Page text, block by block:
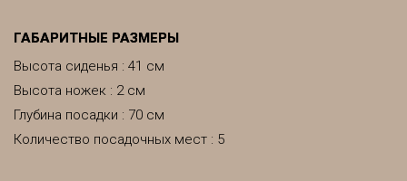
ГАБАРИТНЫЕ РАЗМЕРЫ
Высота сиденья : 41 см
Высота ножек : 2 см
Глубина посадки : 70 см
Количество посадочных мест : 5